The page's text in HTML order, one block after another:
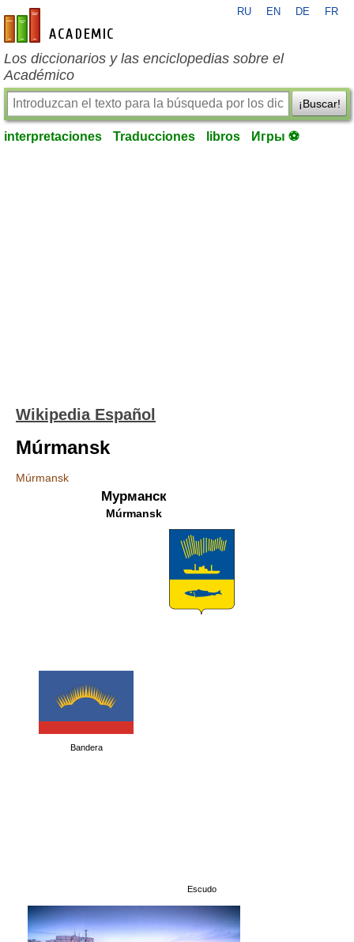
es-academic.com
RU EN DE FR
Los diccionarios y las enciclopedias sobre el
Académico
¡Buscar!
interpretaciones Traducciones libros Игры ⚽
Wikipedia Español
Múrmansk
Múrmansk
Мурманск
Múrmansk
Bandera
Escudo